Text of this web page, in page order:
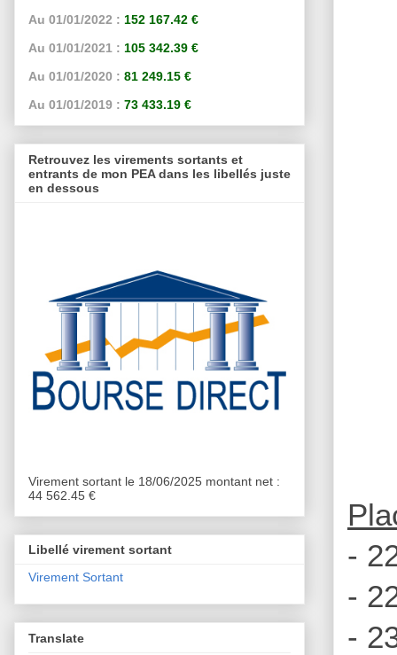
-
-
-
Au 01/01/2022 : 152 167.42 €
Au 01/01/2021 : 105 342.39 €
Au 01/01/2020 : 81 249.15 €
Au 01/01/2019 : 73 433.19 €
Retrouvez les virements sortants et
entrants de mon PEA dans les libellés juste
en dessous
Virement sortant le 18/06/2025 montant net :
44 562.45 €
Libellé virement sortant
Virement Sortant
Translate